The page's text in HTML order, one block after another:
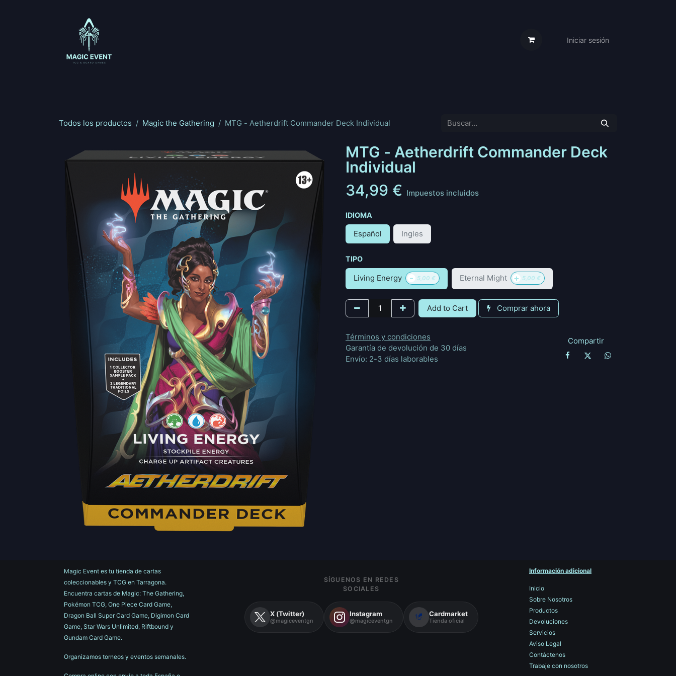
Iniciar sesión
Todos los productos Magic the Gathering MTG - Aetherdrift Commander Deck Individual
MTG - Aetherdrift Commander Deck
Individual
34,99 € Impuestos incluidos
IDIOMA
Español Ingles
TIPO
Living Energy - 5,00 € Eternal Might + 5,00 €
Add to Cart Comprar ahora
Términos y condiciones
Garantía de devolución de 30 días
Envío: 2-3 días laborables
Compartir
Magic Event es tu tienda de cartas
coleccionables y TCG en Tarragona.
Encuentra cartas de Magic: The Gathering,
Pokémon TCG, One Piece Card Game,
Dragon Ball Super Card Game, Digimon Card
Game, Star Wars Unlimited, Riftbound y
Gundam Card Game.
Organizamos torneos y eventos semanales.
SÍGUENOS EN REDES
SOCIALES
X (Twitter)
@magiceventgn
Instagram
@magiceventgn
Cardmarket
Tienda oficial
Información adicional
Inicio
Sobre Nosotros
Productos
Devoluciones
Servicios
Aviso Legal
Contáctenos
Trabaje con nosotros